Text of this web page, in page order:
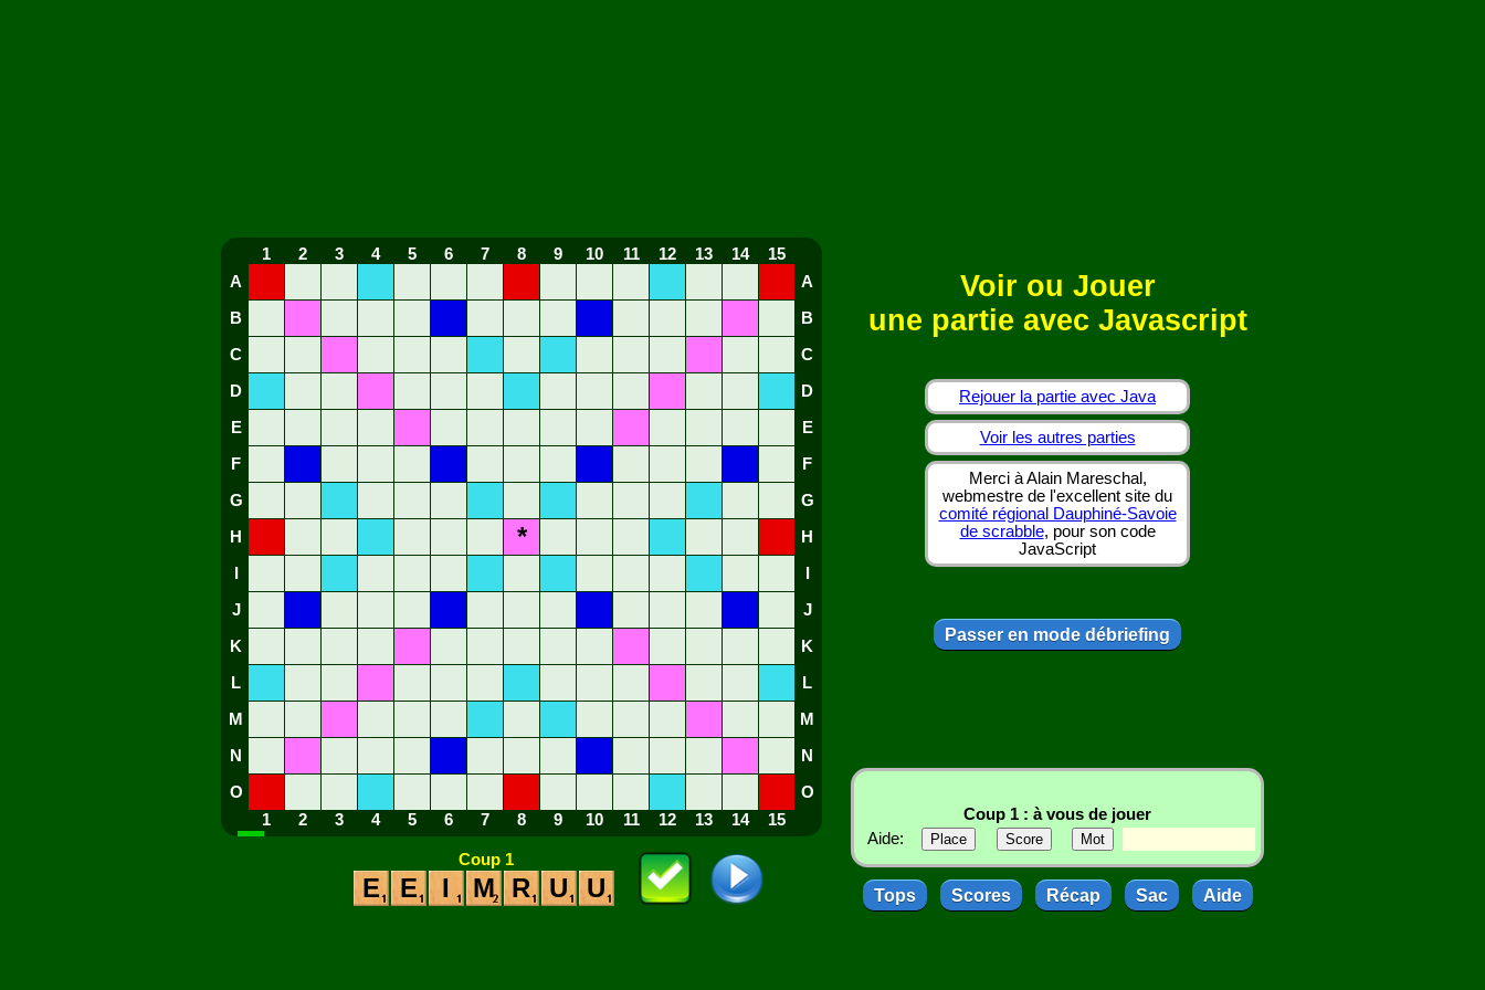
1 2 3 4 5 6 7 8 9 10 11 12 13 14
15
A
A
B B
C C
D D
E E
F F
G G
H * H
J J
K K
L L
M M
N N
O
O
1
2 3 4 5 6 7 8 9 10 11 12 13 14 15
Coup 1
E E I M R U U
Voir ou Jouer
une partie avec Javascript
Rejouer la partie avec Java
Voir les autres parties
Merci à Alain Mareschal,
webmestre de l'excellent site du
comité régional Dauphiné-Savoie
de scrabble, pour son code
JavaScript
Passer en mode débriefing
Coup 1 : à vous de jouer
Aide:
Tops Scores Récap Sac Aide